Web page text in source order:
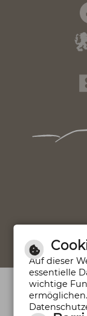
Homepage